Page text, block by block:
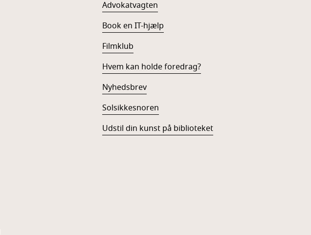
Advokatvagten
Book en IT-hjælp
Filmklub
Hvem kan holde foredrag?
Nyhedsbrev
Solsikkesnoren
Udstil din kunst på biblioteket